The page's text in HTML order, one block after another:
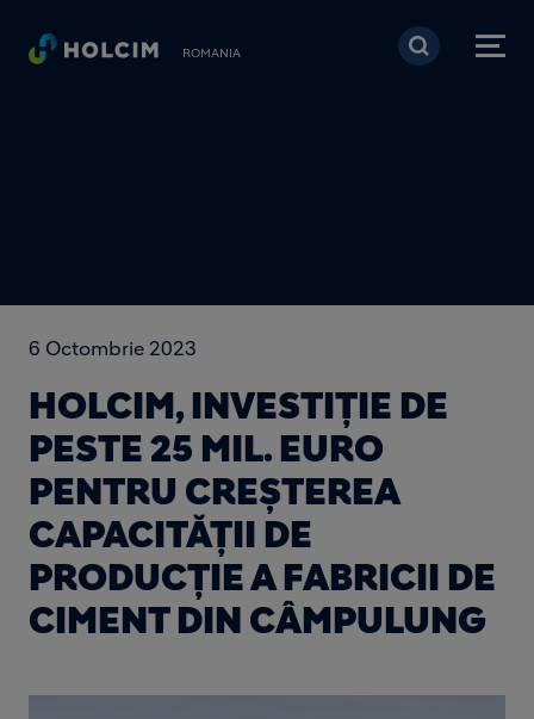
Mergi la conţinutul
ROMANIA
6 Octombrie 2023
HOLCIM, INVESTIȚIE DE
PESTE 25 MIL. EURO
PENTRU CREȘTEREA
CAPACITĂȚII DE
PRODUCȚIE A FABRICII DE
CIMENT DIN CÂMPULUNG